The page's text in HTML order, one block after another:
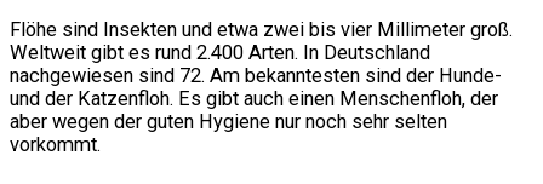
Flöhe sind Insekten und etwa zwei bis vier Millimeter groß.
Weltweit gibt es rund 2.400 Arten. In Deutschland
nachgewiesen sind 72. Am bekanntesten sind der Hunde-
und der Katzenfloh. Es gibt auch einen Menschenfloh, der
aber wegen der guten Hygiene nur noch sehr selten
vorkommt.